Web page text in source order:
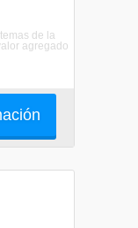
de la
agregado